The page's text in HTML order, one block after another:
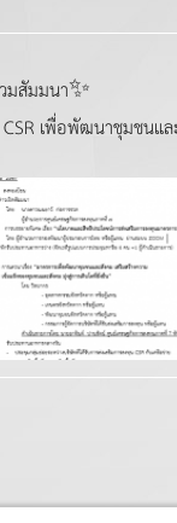
มสัมมนา✨
เพื่อพัฒนาชุมชนแ